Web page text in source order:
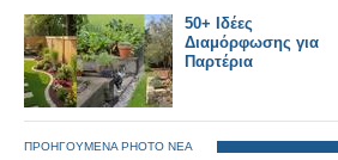
50+ Ιδέες
Διαμόρφωσης για
Παρτέρια
ΠΡΟΗΓΟΥΜΕΝΑ PHOTO ΝΕΑ